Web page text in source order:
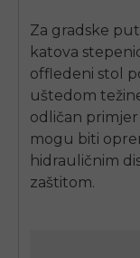
Za gradske
katova
offledeni stol
uštedom
odličan
mogu biti
hidrauličnim
zaštitom.